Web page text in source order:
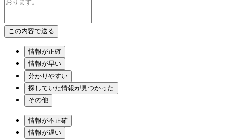
情報が正確
情報が早い
分かりやすい
探していた情報が見つかった
その他
情報が不正確
情報が遅い